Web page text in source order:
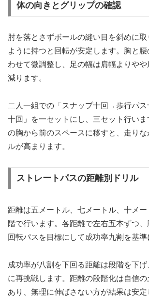
体の向きとグリップの確認
肘を落とさずボールの縫い目を斜めに
ように持つと回転が安定します。胸と
わせて微調整し、足の幅は肩幅よりや
減ります。
二人一組での「スナップ十回→歩行パ
十回」を一セットにし、三セット行い
の胸から前のスペースに移すと、走り
ルが高まります。
ストレートパスの距離別ドリル
距離は五メートル、七メートル、十メ
階で行います。各距離で左右五本ずつ
回転パスを目標にして成功率九割を基準
成功率が八割を下回る距離は段階を下
に再挑戦します。距離の段階化は自信
あり、無理に伸ばさない方が結果は安定